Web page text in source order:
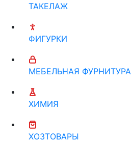
ТАКЕЛАЖ
ФИГУРКИ
МЕБЕЛЬНАЯ ФУРНИТУРА
ХИМИЯ
ХОЗТОВАРЫ